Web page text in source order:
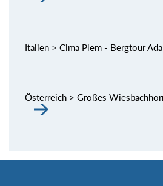
Italien > Cima Plem - Bergtour
Österreich > Großes